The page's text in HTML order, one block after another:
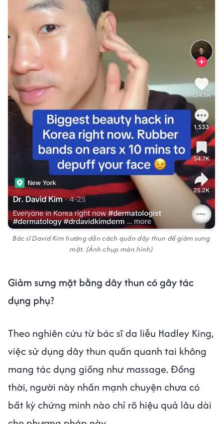
Bác sĩ David Kim hướng dẫn cách quấn dây thun để giảm sưng
mặt. (Ảnh chụp màn hình)
Giảm sưng mặt bằng dây thun có gây tác
dụng phụ?
Theo nghiên cứu từ bác sĩ da liễu Hadley King,
việc sử dụng dây thun quấn quanh tai không
mang tác dụng giống như massage. Đồng
thời, người này nhấn mạnh chuyện chưa có
bất kỳ chứng minh nào chỉ rõ hiệu quả lâu dài